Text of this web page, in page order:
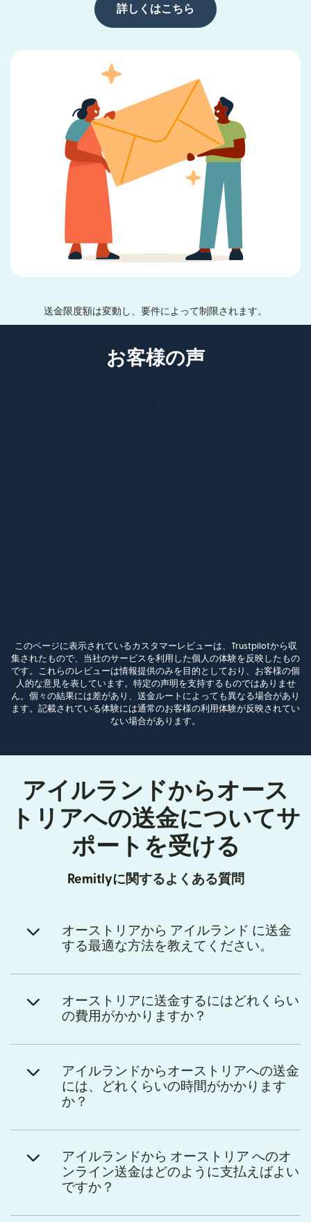
詳しくはこちら
送金限度額は変動し、要件によって制限されます。
お客様の声
このページに表示されているカスタマーレビューは、Trustpilotから収
集されたもので、当社のサービスを利用した個人の体験を反映したもの
です。これらのレビューは情報提供のみを目的としており、お客様の個
人的な意見を表しています。特定の声明を支持するものではありませ
ん。個々の結果には差があり、送金ルートによっても異なる場合があり
ます。記載されている体験には通常のお客様の利用体験が反映されてい
ない場合があります。
アイルランドからオース
トリアへの送金についてサ
ポートを受ける
Remitlyに関するよくある質問
オーストリアから アイルランド に送金
する最適な方法を教えてください。
オーストリアに送金するにはどれくらい
の費用がかかりますか？
アイルランドからオーストリアへの送金
には、どれくらいの時間がかかります
か？
アイルランドから オーストリア へのオ
ンライン送金はどのように支払えばよい
ですか？